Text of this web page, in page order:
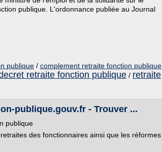
publique. L'ordonnance publiée au Journal
publique / complement retraite fonction publique
retraite fonction publique / retraite
publique.gouv.fr - Trouver ...
publique
des fonctionnaires ainsi que les réformes